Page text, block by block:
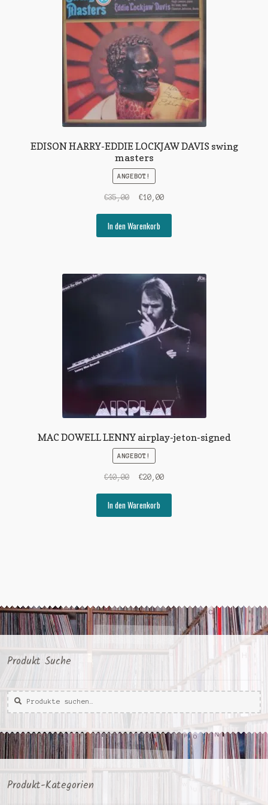
EDISON HARRY-EDDIE LOCKJAW DAVIS swing
masters
ANGEBOT!
€35,00
Ursprünglicher
war:
€35,00
€10,00Aktueller
€10,00.
In den Warenkorb
MAC DOWELL LENNY airplay-jeton-signed
ANGEBOT!
€40,00
Ursprünglicher
war:
€40,00
€20,00Aktueller
€20,00.
In den Warenkorb
Produkt Suche
Suche
nach:
Suche
Produkt-Kategorien